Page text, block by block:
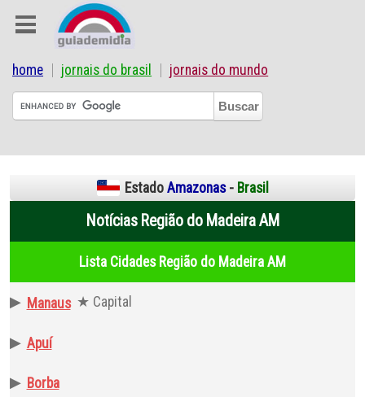
home jornais do brasil jornais do mundo
Estado Amazonas- Brasil
Notícias Região do Madeira AM
Lista Cidades Região do Madeira AM
▶ Manaus ★ Capital
▶ Apuí
▶ Borba